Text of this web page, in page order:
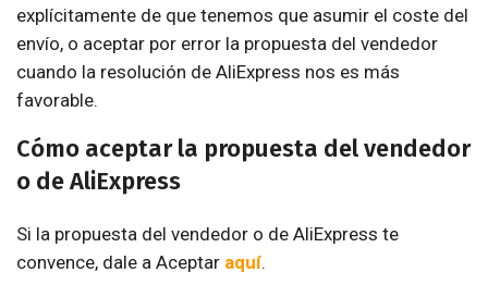
explícitamente de que tenemos que asumir el coste del
envío, o aceptar por error la propuesta del vendedor
cuando la resolución de AliExpress nos es más
favorable.
Cómo aceptar la propuesta del vendedor
o de AliExpress
Si la propuesta del vendedor o de AliExpress te
convence, dale a Aceptar aquí.